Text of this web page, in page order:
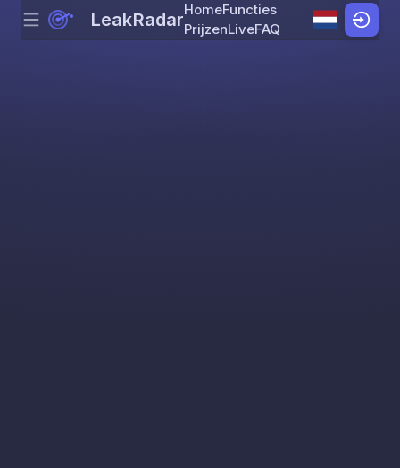
Skip to content
Menu LeakRadarHomeFuncties
PrijzenLiveFAQ